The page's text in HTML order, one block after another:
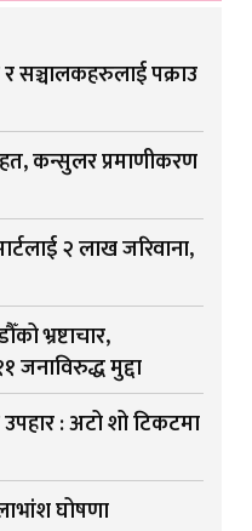
सञ्चालकहरुलाई पक्राउ
कन्सुलर प्रमाणीकरण
२ लाख जरिवाना,
भ्रष्टाचार,
मुद्दा
उपहार : अटो शो टिकटमा
घोषणा